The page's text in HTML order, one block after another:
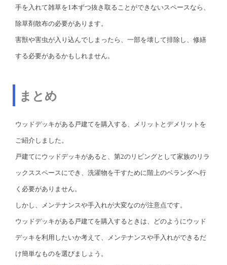
手を入れて雑草を1本ずつ抜き取ることができないスペースなら、
除草剤散布の必要があります。
害獣や害虫が入り込んでしまったら、一部を壊して排除し、修繕
する必要があるかもしれません。
まとめ
ウッドデッキがある戸建てを購入する、メリットとデメリットを
ご紹介しました。
戸建てにウッドデッキがあると、第2のリビングとして家族のリラ
ックススペースにでき、洗濯物を干すために階上のベランダへ行
く必要がありません。
しかし、メンテナンスや手入れが大変なのが注意点です。
ウッドデッキがある戸建てを購入するときは、どのようにウッド
デッキを利用したいか考えて、メンテナンスや手入れができるだ
け簡単なものを選びましょう。